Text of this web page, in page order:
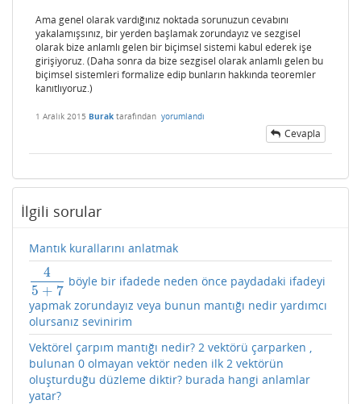
Ama genel olarak vardığınız noktada sorunuzun cevabını
yakalamışsınız, bir yerden başlamak zorundayız ve sezgisel
olarak bize anlamlı gelen bir biçimsel sistemi kabul ederek işe
girişiyoruz. (Daha sonra da bize sezgisel olarak anlamlı gelen bu
biçimsel sistemleri formalize edip bunların hakkında teoremler
kanıtlıyoruz.)
1 Aralık 2015 Burak tarafından yorumlandı
Cevapla
İlgili sorular
Mantık kurallarını anlatmak
4
5 + 7
45+7
böyle bir ifadede neden önce paydadaki ifadeyi
yapmak zorundayız veya bunun mantığı nedir yardımcı
olursanız sevinirim
Vektörel çarpım mantığı nedir? 2 vektörü çarparken ,
bulunan 0 olmayan vektör neden ilk 2 vektörün
oluşturduğu düzleme diktir? burada hangi anlamlar
yatar?